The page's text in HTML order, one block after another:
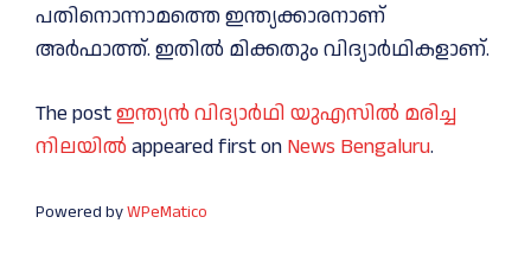
പതിനൊന്നാമത്തെ ഇന്ത്യക്കാരനാണ്
അർഫാത്ത്. ഇതില്‍ മിക്കതും വിദ്യാർഥികളാണ്.
The postഇന്ത്യൻ വിദ്യാര്‍ഥി യുഎസില്‍ മരിച്ച
നിലയില്‍ appeared first on News Bengaluru.
Powered byWPeMatico